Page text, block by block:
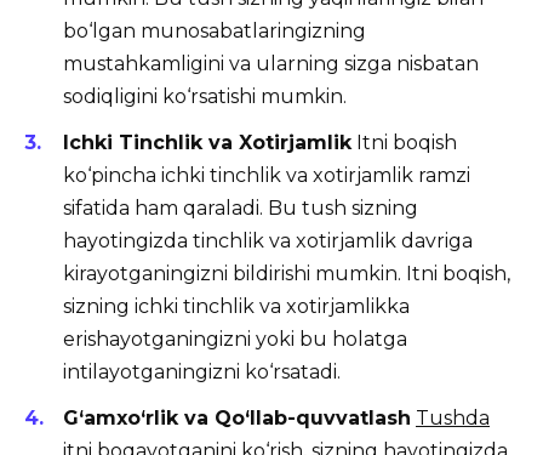
bo‘lgan munosabatlaringizning
mustahkamligini va ularning sizga nisbatan
sodiqligini ko‘rsatishi mumkin.
Ichki Tinchlik va XotirjamlikItni boqish
ko‘pincha ichki tinchlik va xotirjamlik ramzi
sifatida ham qaraladi. Bu tush sizning
hayotingizda tinchlik va xotirjamlik davriga
kirayotganingizni bildirishi mumkin. Itni boqish,
sizning ichki tinchlik va xotirjamlikka
erishayotganingizni yoki bu holatga
intilayotganingizni ko‘rsatadi.
G‘amxo‘rlik va Qo‘llab-quvvatlash Tushda